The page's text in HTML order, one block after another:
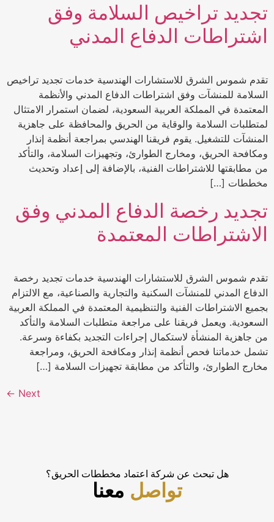
تجديد تراخيص السلامة وفق
اشتراطات الدفاع المدني
تقدم شموس الشرق للاستشارات الهندسية خدمات تجديد تراخيص
السلامة للمنشآت وفق اشتراطات الدفاع المدني والأنظمة
المعتمدة في المملكة العربية السعودية، لضمان استمرار الامتثال
لمتطلبات السلامة والوقاية من الحريق والمحافظة على جاهزية
المنشآت للتشغيل. يقوم فريقنا الهندسي بمراجعة أنظمة إنذار
ومكافحة الحريق، ومخارج الطوارئ، وتجهيزات السلامة، والتأكد
من مطابقتها للاشتراطات الفنية، بالإضافة إلى إعداد وتحديث
مخططات […]
تجديد رخصة الدفاع المدني وفق
الاشتراطات المعتمدة
تقدم شموس الشرق للاستشارات الهندسية خدمات تجديد رخصة
الدفاع المدني للمنشآت السكنية والتجارية والصناعية، مع الالتزام
بجميع الاشتراطات الفنية والتنظيمية المعتمدة في المملكة العربية
السعودية. ويعمل فريقنا على مراجعة متطلبات السلامة والتأكد
من جاهزية المنشأة لاستكمال إجراءات التجديد بكفاءة وسرعة.
تشمل خدماتنا فحص أنظمة إنذار ومكافحة الحريق، ومراجعة
مخارج الطوارئ، والتأكد من مطابقة تجهيزات السلامة […]
Next
←
هل تبحث عن شركة اعتماد مخططات الحريق؟
تواصل معنا